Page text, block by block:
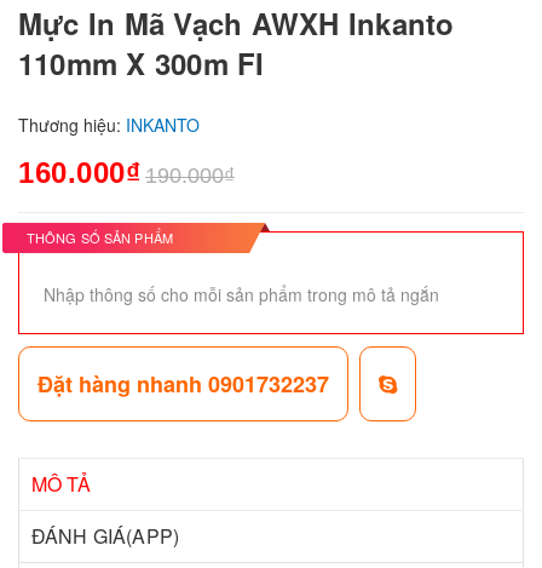
Mực In Mã Vạch AWXH Inkanto
110mm X 300m FI
Thương hiệu: INKANTO
160.000₫ 190.000₫
THÔNG SỐ SẢN PHẨM
Nhập thông số cho mỗi sản phẩm trong mô tả ngắn
Đặt hàng nhanh 0901732237
MÔ TẢ
ĐÁNH GIÁ(APP)